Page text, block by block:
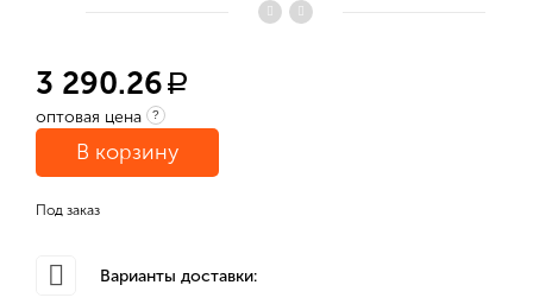
3 290.26 a
оптовая цена ?
В корзину
Под заказ
Варианты доставки: